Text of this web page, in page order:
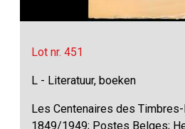
Lot nr. 451
L - Literatuur, boeken
Les Centenaires des
1849/1949; Postes Belges;